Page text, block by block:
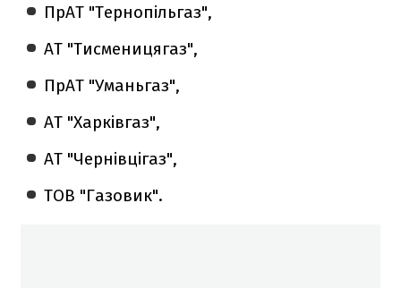
ПрАТ "Тернопільгаз",
АТ "Тисменицягаз",
ПрАТ "Уманьгаз",
АТ "Харківгаз",
АТ "Чернівцігаз",
ТОВ "Газовик".